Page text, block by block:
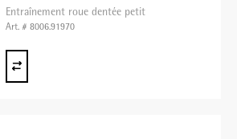
Entraînement roue dentée petit
Art. # 8006.91970